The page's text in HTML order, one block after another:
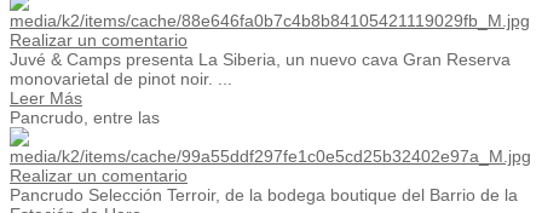
Realizar un comentario
Juvé & Camps presenta La Siberia, un nuevo cava Gran Reserva
monovarietal de pinot noir. ...
Leer Más
Pancrudo, entre las
Realizar un comentario
Pancrudo Selección Terroir, de la bodega boutique del Barrio de la